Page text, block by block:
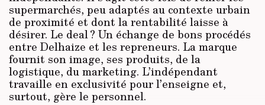
supermarchés, peu adaptés au contexte urbain
de proximité et dont la rentabilité laisse à
désirer. Le deal ? Un échange de bons procédés
entre Delhaize et les repreneurs. La marque
fournit son image, ses produits, de la
logistique, du marketing. L’indépendant
travaille en exclusivité pour l’enseigne et,
surtout, gère le personnel.